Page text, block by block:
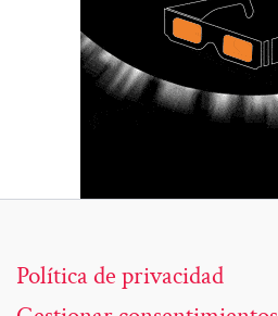
Política de privacidad